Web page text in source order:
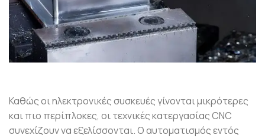
Καθώς οι ηλεκτρονικές συσκευές γίνονται μικρότερες
και πιο περίπλοκες, οι τεχνικές κατεργασίας CNC
συνεχίζουν να εξελίσσονται. Ο αυτοματισμός εντός